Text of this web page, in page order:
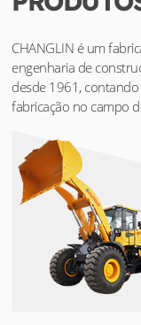
CHANGLIN é um
engenharia de
desde 1961,
fabricação no campo